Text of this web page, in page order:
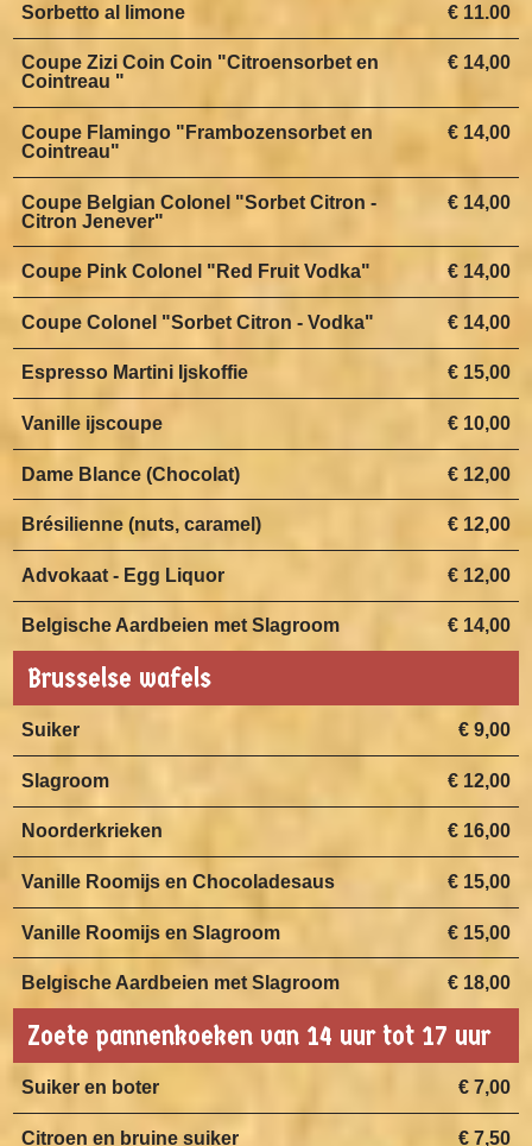
€ 11.00
Sorbetto al limone
€ 14,00
Coupe Zizi Coin Coin "Citroensorbet en
Cointreau "
€ 14,00
Coupe Flamingo "Frambozensorbet en
Cointreau"
€ 14,00
Coupe Belgian Colonel "Sorbet Citron -
Citron Jenever"
€ 14,00
Coupe Pink Colonel "Red Fruit Vodka"
€ 14,00
Coupe Colonel "Sorbet Citron - Vodka"
€ 15,00
Espresso Martini Ijskoffie
€ 10,00
Vanille ijscoupe
€ 12,00
Dame Blance (Chocolat)
€ 12,00
Brésilienne (nuts, caramel)
€ 12,00
Advokaat - Egg Liquor
€ 14,00
Belgische Aardbeien met Slagroom
Brusselse wafels
€ 9,00
Suiker
€ 12,00
Slagroom
€ 16,00
Noorderkrieken
€ 15,00
Vanille Roomijs en Chocoladesaus
€ 15,00
Vanille Roomijs en Slagroom
€ 18,00
Belgische Aardbeien met Slagroom
Zoete pannenkoeken van 14 uur tot 17 uur
€ 7,00
Suiker en boter
€ 7,50
Citroen en bruine suiker